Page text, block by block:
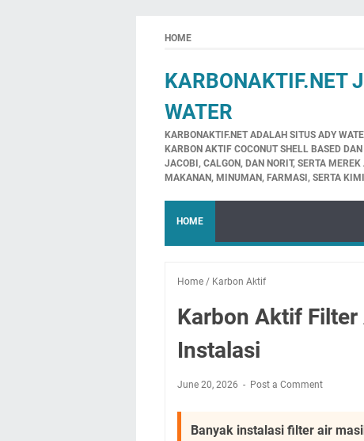
HOME
KARBONAKTIF.NET
WATER
KARBONAKTIF.NET ADALAH SITUS ADY
KARBON AKTIF COCONUT SHELL BASED
JACOBI, CALGON, DAN NORIT, SERTA
MAKANAN, MINUMAN, FARMASI, SERTA
HOME
Home / Karbon Aktif
Karbon Aktif
Instalasi
June 20, 2026 Post a Comment
Banyak instalasi filter air